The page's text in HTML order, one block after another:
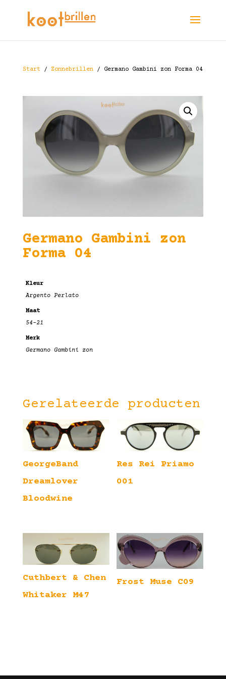
Start/ Zonnebrillen/ Germano Gambini zon Forma 04
Germano Gambini zon
Forma 04
Kleur
Argento Perlato
Maat
54-21
Merk
Germano Gambini zon
Gerelateerde producten
GeorgeBand
Dreamlover
Bloodwine
Res Rei Priamo
001
Cuthbert & Chen
Whitaker M47
Frost Muse C09